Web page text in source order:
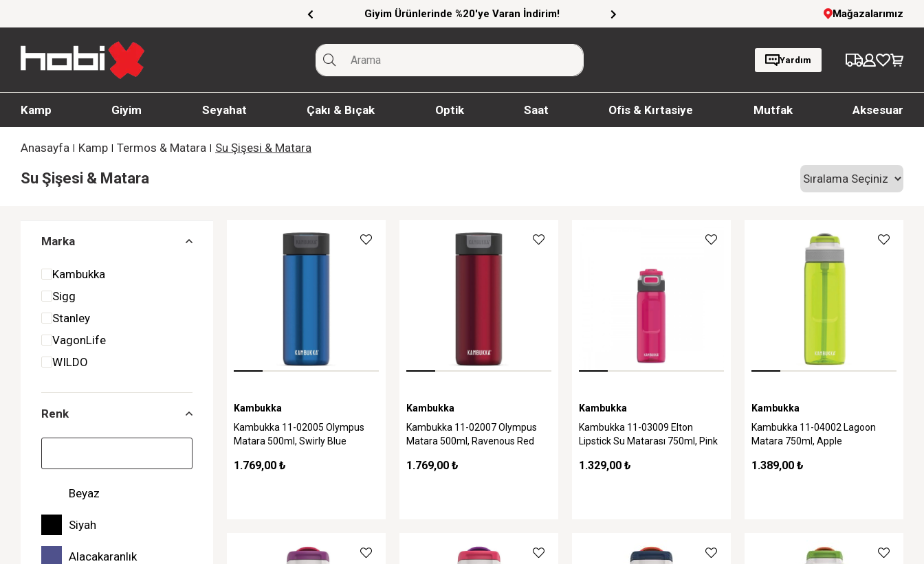
Giyim Ürünlerinde %20'ye Varan İndirim! 1000 TL ve üzeri siparişlerde ücretsiz kargoMağazalarımız
Yardım
Kamp Giyim Seyahat Çakı & Bıçak Optik Saat Ofis & Kırtasiye Mutfak Aksesuar
Anasayfa Kamp Termos & Matara Su Şişesi & Matara
Su Şişesi & Matara
Marka
Kambukka
Sigg
Stanley
VagonLife
WILDO
Renk
Beyaz
Siyah
Alacakaranlık
Kambukka
Kambukka 11-02005 Olympus
Matara 500ml, Swirly Blue
1.769,00 ₺
Kambukka
Kambukka 11-02007 Olympus
Matara 500ml, Ravenous Red
1.769,00 ₺
Kambukka
Kambukka 11-03009 Elton
Lipstick Su Matarası 750ml, Pink
1.329,00 ₺
Kambukka
Kambukka 11-04002 Lagoon
Matara 750ml, Apple
1.389,00 ₺